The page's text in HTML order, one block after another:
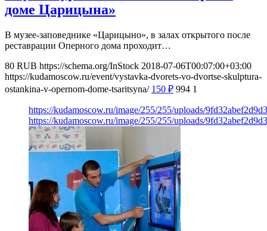
доме Царицына»
В музее-заповеднике «Царицыно», в залах открытого после
реставрации Оперного дома проходит…
80 RUB https://schema.org/InStock 2018-07-06T00:07:00+03:00
https://kudamoscow.ru/event/vystavka-dvorets-vo-dvortse-skulptura-
ostankina-v-opernom-dome-tsaritsyna/ 150 ₽ 994 1
https://kudamoscow.ru/image/255/255/uploads/
https://kudamoscow.ru/image/255/255/uploads/